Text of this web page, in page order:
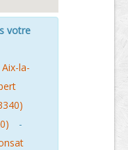
votre
Aix-la-
-